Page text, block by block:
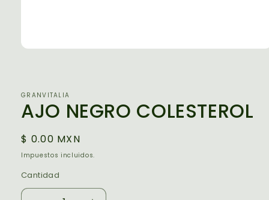
una
ventana
modal
GRANVITALIA
AJO NEGRO COLESTEROL
Precio
habitual
$ 0.00 MXN
Impuestos incluidos.
Cantidad
Cantidad